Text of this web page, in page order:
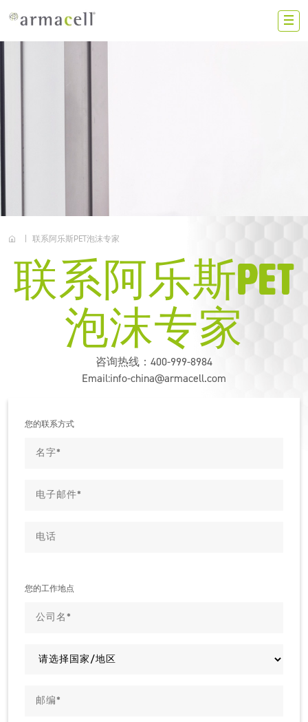
投资者
阿乐斯
可持续发展
联系阿乐斯PET泡沫专家
联系阿乐斯PET
泡沫专家
咨询热线：400-999-8984
Email:info-china@armacell.com
您的联系方式
您的工作地点